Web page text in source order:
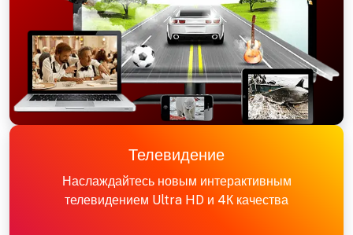
Телевидение
Наслаждайтесь новым интерактивным
телевидением Ultra HD и 4К качества